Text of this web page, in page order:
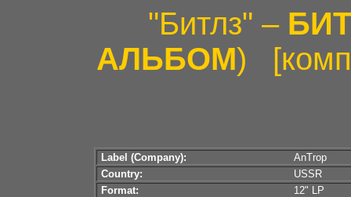
"Битлз" –
АЛЬБОМ)
Label (Company):
AnTrop
Country:
USSR
Format:
12" LP